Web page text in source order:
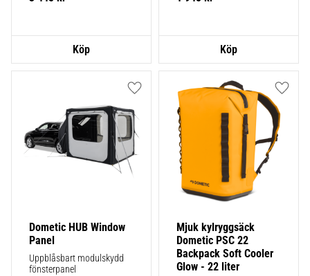
Dometic HUB Window
Panel
Uppblåsbart modulskydd
fönsterpanel
Lägg till i favoriter
Mjuk kylryggsäck
Dometic PSC 22
Backpack Soft Cooler
Glow - 22 liter
Lägg